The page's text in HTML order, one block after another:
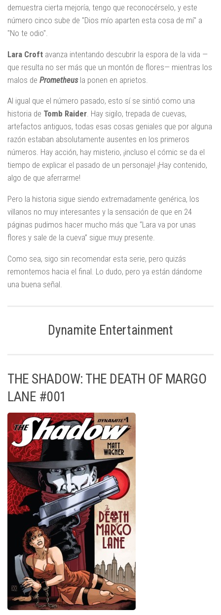
demuestra cierta mejoría, tengo que reconocérselo, y este
número cinco sube de "Dios mío aparten esta cosa de mí" a
"No te odio".
Lara Croft avanza intentando descubrir la espora de la vida —
que resulta no ser más que un montón de flores— mientras los
malos de Prometheusla ponen en aprietos.
Al igual que el número pasado, esto sí se sintió como una
historia de Tomb Raider. Hay sigilo, trepada de cuevas,
artefactos antiguos, todas esas cosas geniales que por alguna
razón estaban absolutamente ausentes en los primeros
números. Hay acción, hay misterio, ¡incluso el cómic se da el
tiempo de explicar el pasado de un personaje! ¡Hay contenido,
algo de que aferrarme!
Pero la historia sigue siendo extremadamente genérica, los
villanos no muy interesantes y la sensación de que en 24
páginas pudimos hacer mucho más que “Lara va por unas
flores y sale de la cueva” sigue muy presente.
Como sea, sigo sin recomendar esta serie, pero quizás
remontemos hacia el final. Lo dudo, pero ya están dándome
una buena señal.
Dynamite Entertainment
THE SHADOW: THE DEATH OF MARGO
LANE #001